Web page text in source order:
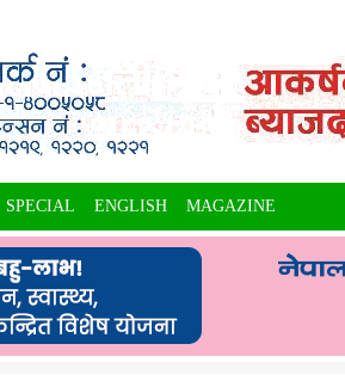
SPECIAL ENGLISH MAGAZINE